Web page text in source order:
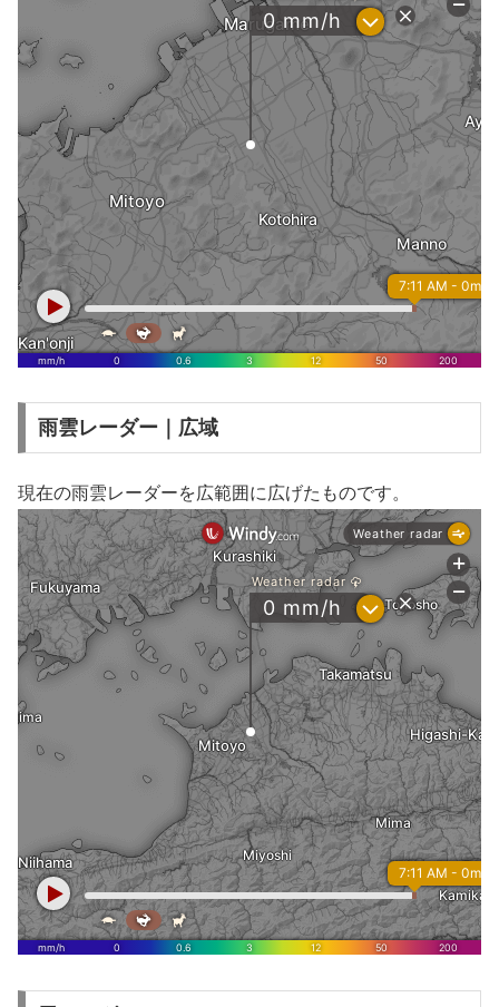
雨雲レーダー｜広域
現在の雨雲レーダーを広範囲に広げたものです。